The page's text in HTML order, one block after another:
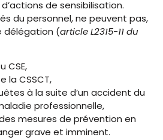
de sensibilisation.
du personnel, ne peuvent pas,
délégation (article L2315-11 du
CSE,
la CSSCT,
à la suite d’un accident du
professionnelle,
mesures de prévention en
grave et imminent.